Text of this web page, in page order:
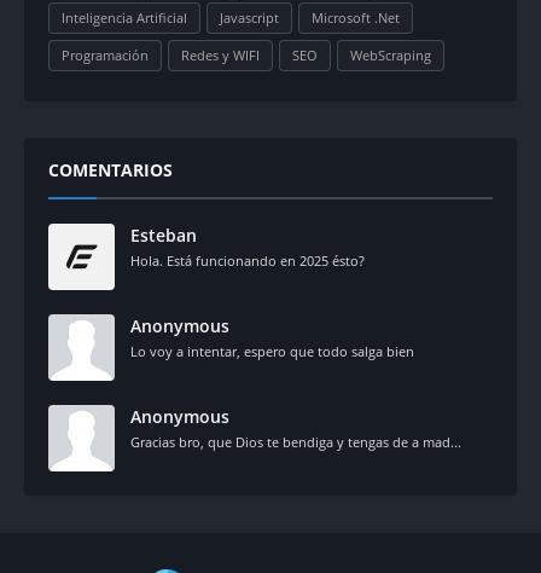
Inteligencia Artificial Javascript Microsoft .Net
Programación Redes y WIFI SEO WebScraping
COMENTARIOS
Esteban
Hola. Está funcionando en 2025 ésto?
Anonymous
Lo voy a intentar, espero que todo salga bien
Anonymous
Gracias bro, que Dios te bendiga y tengas de a mad...